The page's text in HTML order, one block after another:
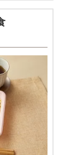
1.2g
なメニュ